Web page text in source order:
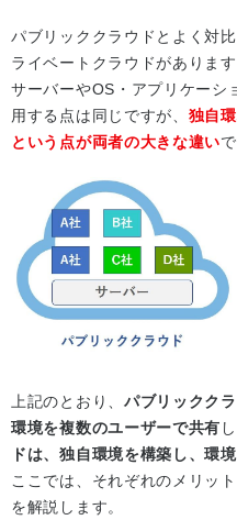
パブリッククラウドとよく対
ライベートクラウドがあります
サーバーやOS・アプリケーシ
用する点は同じですが、 独自
という点が両者の大きな違い
上記のとおり、 パブリックク
環境を複数のユーザーで共有
ドは、独自環境を構築し、環
ここでは、それぞれのメリッ
を解説します。